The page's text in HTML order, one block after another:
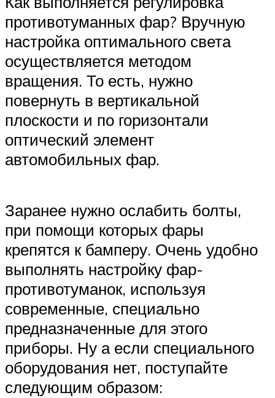
противотуманных фар? Вручную
настройка оптимального света
осуществляется методом
вращения. То есть, нужно
повернуть в вертикальной
плоскости и по горизонтали
оптический элемент
автомобильных фар.
Заранее нужно ослабить болты,
при помощи которых фары
крепятся к бамперу. Очень удобно
выполнять настройку фар-
противотуманок, используя
современные, специально
предназначенные для этого
приборы. Ну а если специального
оборудования нет, поступайте
следующим образом: